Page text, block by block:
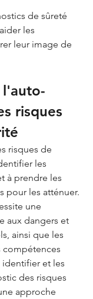
de sûreté
les
leur image de
l'auto-
risques
risques de
les
à prendre les
pour les atténuer.
une
aux dangers et
ainsi que les
compétences
identifier et les
des risques
approche